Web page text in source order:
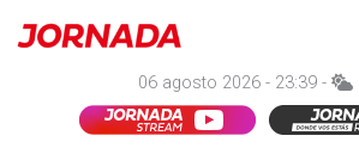
06 agosto 2026 - 23:39 -